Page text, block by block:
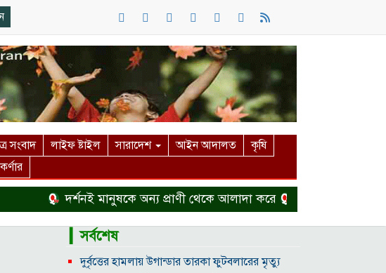
সংবাদ লাইফ ষ্টাইল সারাদেশ আইন আদালত
কৃষি
দর্শনই মানুষকে অন্য প্রাণী থেকে আলাদা করে হত্যা মামলা থেকে
▎সর্বশেষ
দুর্বৃত্তের হামলায় উগান্ডার তারকা ফুটবলারের মৃত্যু